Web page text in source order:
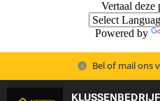
Vertaal deze
Powered by
Bel of mail ons